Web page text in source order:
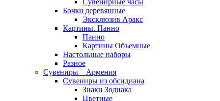
Сувенирные часы
Бочки деревянные
Эксклюзив Аракс
Картины. Панно
Панно
Картины Объемные
Настольные наборы
Разное
Сувениры – Армения
Сувениры из обсидиана
Знаки Зодиака
Цветные